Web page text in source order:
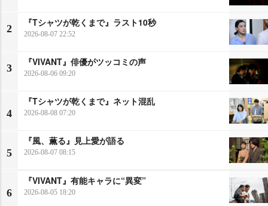
2
『Tシャツが乾くまで』ラスト10秒
2026-08-07 22:52
3
『VIVANT』俳優がツッコミの声
2026-08-06 09:20
4
『Tシャツが乾くまで』ネット混乱
2026-08-08 07:20
5
『風、薫る』見上愛が語る
2026-08-07 08:15
6
『VIVANT』有能キャラに“異変”
2026-08-05 18:20